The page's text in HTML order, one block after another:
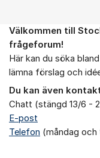
Om forumet
Välkommen till
frågeforum!
Här kan du söka
lämna förslag och
Du kan även
Chatt (stängd 13/6 -
E-post
Telefon (måndag och